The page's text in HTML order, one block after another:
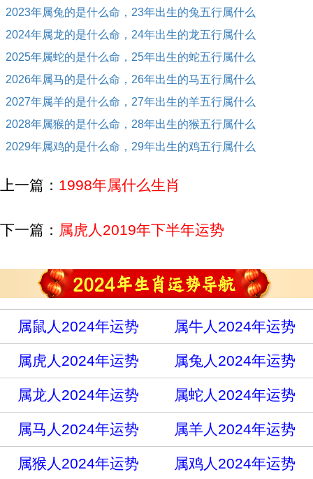
2023年属兔的是什么命，23年出生的兔五行属什么
2024年属龙的是什么命，24年出生的龙五行属什么
2025年属蛇的是什么命，25年出生的蛇五行属什么
2026年属马的是什么命，26年出生的马五行属什么
2027年属羊的是什么命，27年出生的羊五行属什么
2028年属猴的是什么命，28年出生的猴五行属什么
2029年属鸡的是什么命，29年出生的鸡五行属什么
上一篇： 1998年属什么生肖
下一篇： 属虎人2019年下半年运势
属鼠人2024年运势 属牛人2024年运势
属虎人2024年运势 属兔人2024年运势
属龙人2024年运势 属蛇人2024年运势
属马人2024年运势 属羊人2024年运势
属猴人2024年运势 属鸡人2024年运势